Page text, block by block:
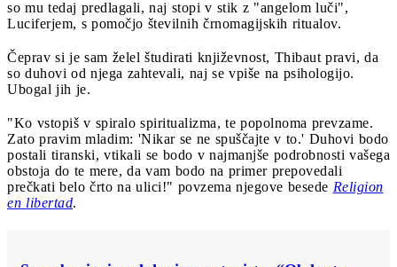
so mu tedaj predlagali, naj stopi v stik z "angelom luči",
Luciferjem, s pomočjo številnih črnomagijskih ritualov.
Čeprav si je sam želel študirati književnost, Thibaut pravi, da
so duhovi od njega zahtevali, naj se vpiše na psihologijo.
Ubogal jih je.
"Ko vstopiš v spiralo spiritualizma, te popolnoma prevzame.
Zato pravim mladim: 'Nikar se ne spuščajte v to.' Duhovi bodo
postali tiranski, vtikali se bodo v najmanjše podrobnosti vašega
obstoja do te mere, da vam bodo na primer prepovedali
prečkati belo črto na ulici!" povzema njegove besede Religion
en libertad.